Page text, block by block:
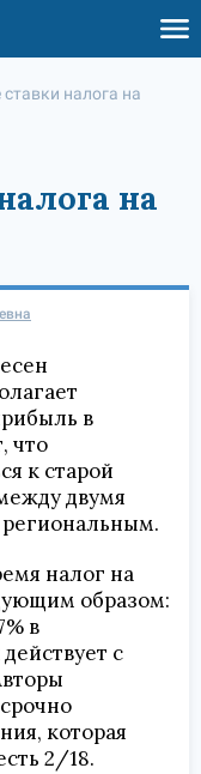
налога на
на
в
что
к старой
двумя
налог на
образом:
в
с
которая
2/18.